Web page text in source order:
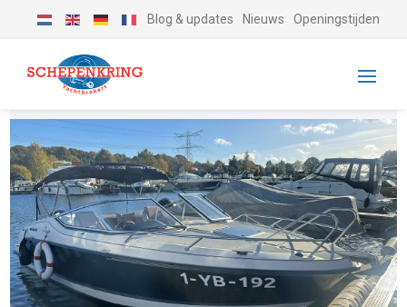
Blog & updates Nieuws Openingstijden